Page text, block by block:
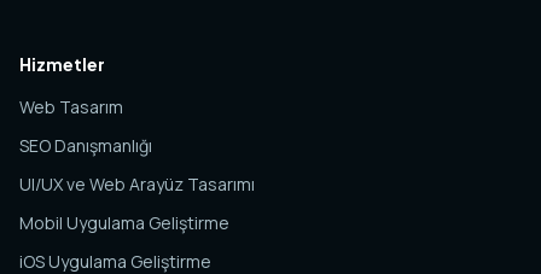
Hizmetler
Web Tasarım
SEO Danışmanlığı
UI/UX ve Web Arayüz Tasarımı
Mobil Uygulama Geliştirme
iOS Uygulama Geliştirme